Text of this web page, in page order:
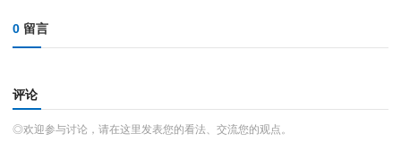
0 留言
评论
◎欢迎参与讨论，请在这里发表您的看法、交流您的观点。